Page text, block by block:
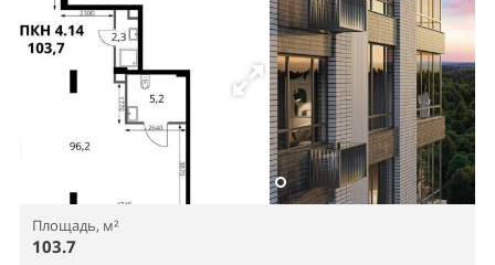
Площадь, м²
103.7